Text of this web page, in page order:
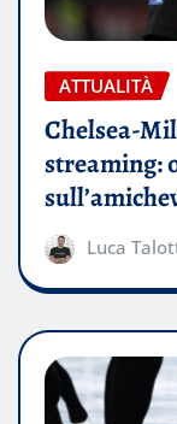
ATTUALITÀ
Chelsea-
streaming:
Luca